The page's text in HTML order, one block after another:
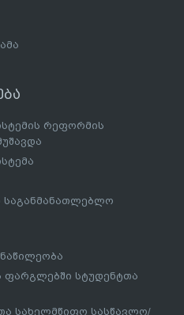
რეფორმის
საგანმანათლებლო
ფარგლებში სტუდენტთა
სახელმწიფო სასწავლო/